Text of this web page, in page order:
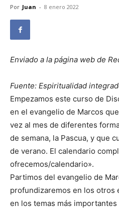
Por Juan - 8 enero 2022
Enviado a la página web de
Fuente: Espiritualidad
Empezamos este curso de
en el evangelio de Marcos
vez al mes de diferentes
de semana, la Pascua, y que
de verano. El calendario
ofrecemos/calendario».
Partimos del evangelio de
profundizaremos en los otros
en los temas más importantes